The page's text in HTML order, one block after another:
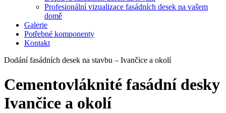
Profesionální vizualizace fasádních desek na vašem
domě
Galerie
Potřebné komponenty
Kontakt
Dodání fasádních desek na stavbu – Ivančice a okolí
Cementovláknité fasádní desky
Ivančice a okolí